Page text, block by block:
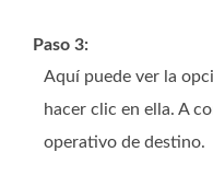
Paso 3:
Aquí puede ver la
hacer clic en ella. A
operativo de destino.